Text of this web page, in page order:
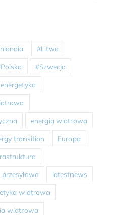
#Litwa
#Szwecja
energetyka
energia wiatrowa
transition Europa
latestnews
wiatrowa
wiatrowa